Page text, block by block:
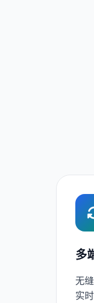
多
无
实